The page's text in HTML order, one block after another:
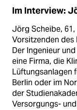
Im Interview:
Jörg Scheibe,
Vorsitzenden des
Der Ingenieur
eine Firma, die
Lüftungsanlagen
Berlin oder im
der
Versorgungs-